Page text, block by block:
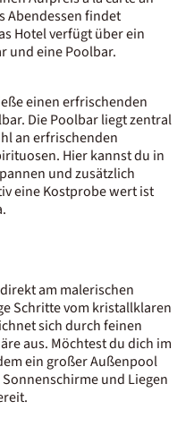
Abendessen findet
Hotel verfügt über ein
und eine Poolbar.
einen erfrischenden
Die Poolbar liegt zentral
an erfrischenden
Hier kannst du in
und zusätzlich
eine Kostprobe wert ist
am malerischen
Schritte vom kristallklaren
sich durch feinen
aus. Möchtest du dich im
ein großer Außenpool
und Liegen